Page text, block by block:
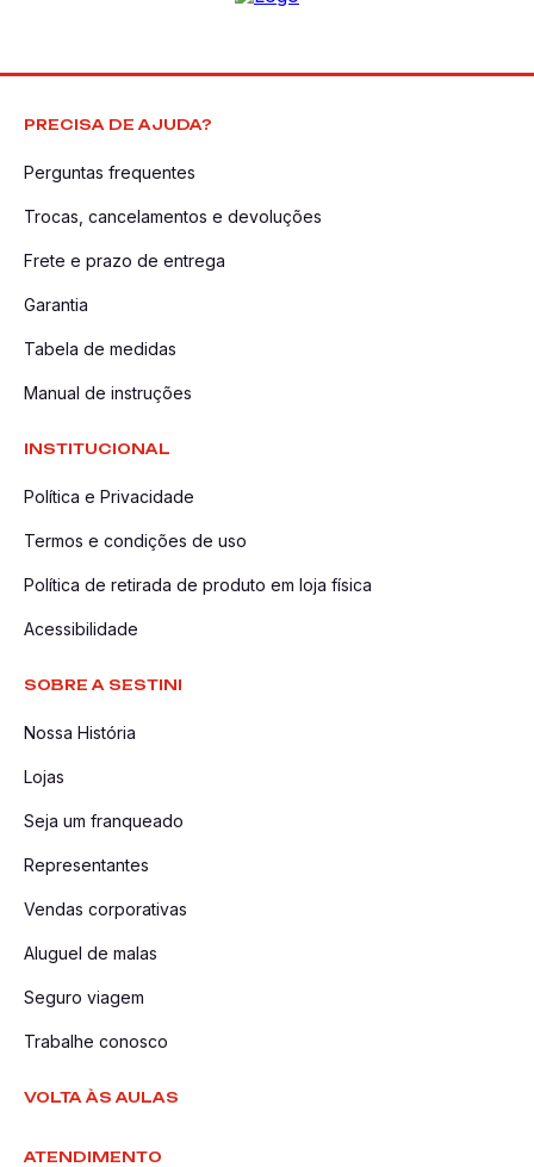
PRECISA DE AJUDA?
Perguntas frequentes
Trocas, cancelamentos e devoluções
Frete e prazo de entrega
Garantia
Tabela de medidas
Manual de instruções
INSTITUCIONAL
Política e Privacidade
Termos e condições de uso
Política de retirada de produto em loja física
Acessibilidade
SOBRE A SESTINI
Nossa História
Lojas
Seja um franqueado
Representantes
Vendas corporativas
Aluguel de malas
Seguro viagem
Trabalhe conosco
VOLTA ÀS AULAS
ATENDIMENTO